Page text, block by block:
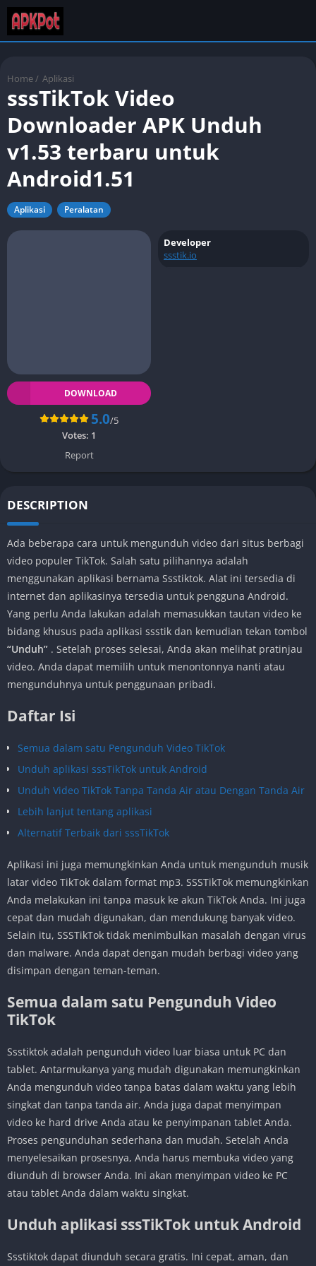
Home / Aplikasi
sssTikTok Video
Downloader APK Unduh
v1.53 terbaru untuk
Android1.51
Aplikasi Peralatan
DOWNLOAD
5.0/5
Votes: 1
Report
Developer
ssstik.io
DESCRIPTION
Ada beberapa cara untuk mengunduh video dari situs berbagi
video populer TikTok. Salah satu pilihannya adalah
menggunakan aplikasi bernama Ssstiktok. Alat ini tersedia di
internet dan aplikasinya tersedia untuk pengguna Android.
Yang perlu Anda lakukan adalah memasukkan tautan video ke
bidang khusus pada aplikasi ssstik dan kemudian tekan tombol
“Unduh” . Setelah proses selesai, Anda akan melihat pratinjau
video. Anda dapat memilih untuk menontonnya nanti atau
mengunduhnya untuk penggunaan pribadi.
Daftar Isi
Semua dalam satu Pengunduh Video TikTok
Unduh aplikasi sssTikTok untuk Android
Unduh Video TikTok Tanpa Tanda Air atau Dengan Tanda Air
Lebih lanjut tentang aplikasi
Alternatif Terbaik dari sssTikTok
Aplikasi ini juga memungkinkan Anda untuk mengunduh musik
latar video TikTok dalam format mp3. SSSTikTok memungkinkan
Anda melakukan ini tanpa masuk ke akun TikTok Anda. Ini juga
cepat dan mudah digunakan, dan mendukung banyak video.
Selain itu, SSSTikTok tidak menimbulkan masalah dengan virus
dan malware. Anda dapat dengan mudah berbagi video yang
disimpan dengan teman-teman.
Semua dalam satu Pengunduh Video
TikTok
Ssstiktok adalah pengunduh video luar biasa untuk PC dan
tablet. Antarmukanya yang mudah digunakan memungkinkan
Anda mengunduh video tanpa batas dalam waktu yang lebih
singkat dan tanpa tanda air. Anda juga dapat menyimpan
video ke hard drive Anda atau ke penyimpanan tablet Anda.
Proses pengunduhan sederhana dan mudah. Setelah Anda
menyelesaikan prosesnya, Anda harus membuka video yang
diunduh di browser Anda. Ini akan menyimpan video ke PC
atau tablet Anda dalam waktu singkat.
Unduh aplikasi sssTikTok untuk Android
Ssstiktok dapat diunduh secara gratis. Ini cepat, aman, dan